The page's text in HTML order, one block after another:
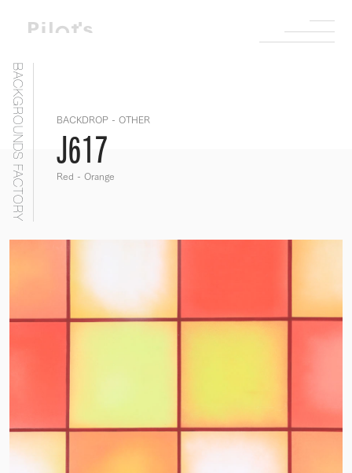
BACKGROUNDS FACTORY BACKDROP - OTHER
J617
Red - Orange